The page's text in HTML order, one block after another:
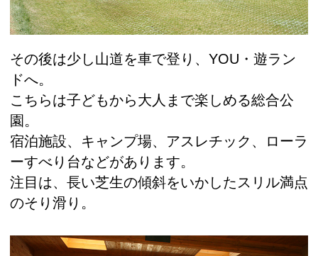
その後は少し山道を車で登り、YOU・遊ラン
ドへ。
こちらは子どもから大人まで楽しめる総合公
園。
宿泊施設、キャンプ場、アスレチック、ローラ
ーすべり台などがあります。
注目は、長い芝生の傾斜をいかしたスリル満点
のそり滑り。